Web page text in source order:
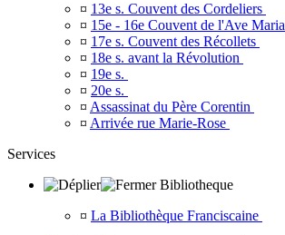
¤ 13e s. Couvent des Cordeliers
¤ 15e - 16e Couvent de l'Ave Maria
¤ 17e s. Couvent des Récollets
¤ 18e s. avant la Révolution
¤ 19e s.
¤ 20e s.
¤ Assassinat du Père Corentin
¤ Arrivée rue Marie-Rose
Services
Bibliotheque
¤ La Bibliothèque Franciscaine